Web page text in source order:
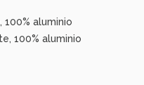
100% aluminio
100% aluminio